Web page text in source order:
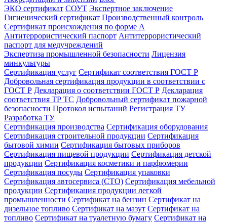
ЭКО сертификат СОУТ Экспертное заключение
Гигиенический сертификат Производственный контроль
Сертификат происхождения по форме А
Антитеррористический паспорт Антитеррористический
паспорт для медучреждений
Экспертиза промышленной безопасности Лицензия
минкультуры
Сертификация услуг Сертификат соответствия ГОСТ Р
Добровольная сертификация продукции в соответствии с
ГОСТ Р Декларация о соответствии ГОСТ Р Декларация
соответствия ТР ТС Добровольный сертификат пожарной
безопасности Протокол испытаний Регистрация ТУ
Разработка ТУ
Сертификация производства Сертификация оборудования
Сертификация строительной продукции Сертификация
бытовой химии Сертификация бытовых приборов
Сертификация пищевой продукции Сертификация детской
продукции Сертификация косметики и парфюмерии
Сертификация посуды Сертификация упаковки
Сертификация автосервиса (СТО) Сертификация мебельной
продукции Сертификация продукции легкой
промышленности Сертификат на бензин Сертификат на
дизельное топливо Сертификат на мазут Сертификат на
топливо Сертификат на туалетную бумагу Сертификат на